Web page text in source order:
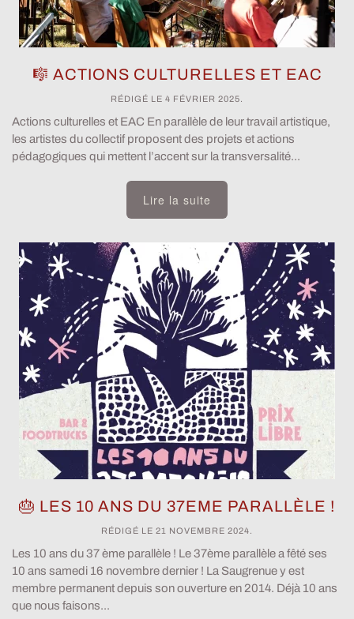
🎼 ACTIONS CULTURELLES ET EAC
RÉDIGÉ LE 4 FÉVRIER 2025
Actions culturelles et EAC En parallèle de leur travail artistique,
les artistes du collectif proposent des projets et actions
pédagogiques qui mettent l’accent sur la transversalité...
Lire la suite
🎂 LES 10 ANS DU 37EME PARALLÈLE !
RÉDIGÉ LE 21 NOVEMBRE 2024
Les 10 ans du 37 ème parallèle ! Le 37ème parallèle a fêté ses
10 ans samedi 16 novembre dernier ! La Saugrenue y est
membre permanent depuis son ouverture en 2014. Déjà 10 ans
que nous faisons...